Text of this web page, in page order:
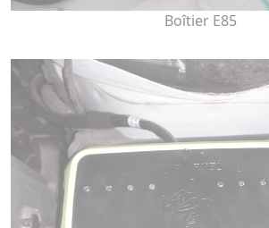
Boîtier E85